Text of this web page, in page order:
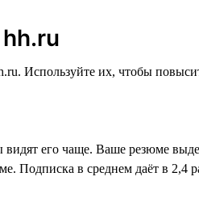
Используйте их, чтобы
видят его чаще. Ваше резюме
Подписка в среднем даёт в